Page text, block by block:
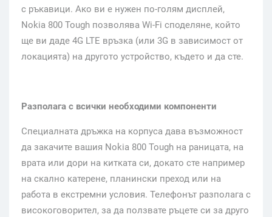
с ръкавици. Ако ви е нужен по-голям дисплей,
Nokia 800 Tough позволява Wi-Fi споделяне, който
ще ви даде 4G LTE връзка (или 3G в зависимост от
локацията) на другото устройство, където и да сте.
Разполага с всички необходими компоненти
Специалната дръжка на корпуса дава възможност
да закачите вашия Nokia 800 Tough на раницата, на
врата или дори на китката си, докато сте например
на скално катерене, планински преход или на
работа в екстремни условия. Телефонът разполага с
високоговорител, за да ползвате ръцете си за друго